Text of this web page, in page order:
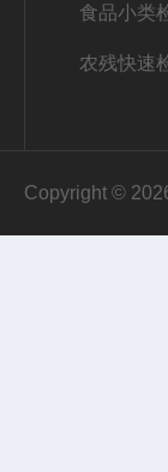
食品小类
农残快速
Copyright ©